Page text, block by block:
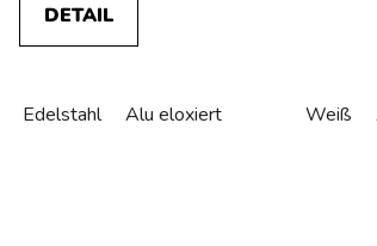
DETAIL
Edelstahl Alu eloxiert Weiß